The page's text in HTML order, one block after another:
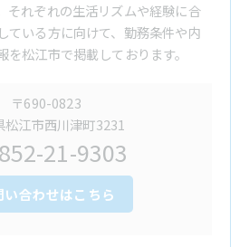
それぞれの生活リズムや経験に合
ている方に向けて、勤務条件や内
松江市で掲載しております。
〒690-0823
松江市西川津町3231
21-9303
い合わせはこちら